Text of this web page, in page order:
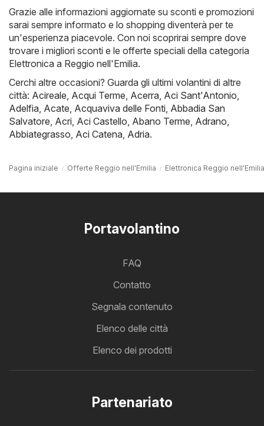
Grazie alle informazioni aggiornate su sconti e promozioni
sarai sempre informato e lo shopping diventerà per te
un'esperienza piacevole. Con noi scoprirai sempre dove
trovare i migliori sconti e le offerte speciali della categoria
Elettronica a Reggio nell'Emilia.
Cerchi altre occasioni? Guarda gli ultimi volantini di altre
città: Acireale, Acqui Terme, Acerra, Aci Sant'Antonio,
Adelfia, Acate, Acquaviva delle Fonti, Abbadia San
Salvatore, Acri, Aci Castello, Abano Terme, Adrano,
Abbiategrasso, Aci Catena, Adria.
Pagina iniziale Offerte Reggio nell'Emilia Elettronica Reggio nell'Emilia
Portavolantino
FAQ
Contatto
Segnala contenuto
Elenco delle città
Elenco dei prodotti
Partenariato